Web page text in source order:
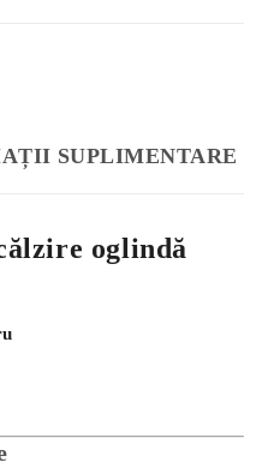
SUPLIMENTARE
oglindă